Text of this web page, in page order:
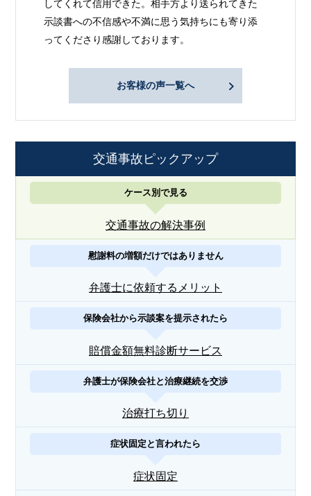
してくれて信用できた。相手方より送られてきた
示談書への不信感や不満に思う気持ちにも寄り添
ってくださり感謝しております。
お客様の声一覧へ
交通事故ピックアップ
ケース別で見る
交通事故の解決事例
慰謝料の増額だけではありません
弁護士に依頼するメリット
保険会社から示談案を提示されたら
賠償金額無料診断サービス
弁護士が保険会社と治療継続を交渉
治療打ち切り
症状固定と言われたら
症状固定